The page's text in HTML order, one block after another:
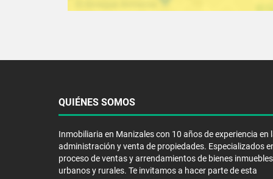
QUIÉNES SOMOS
Inmobiliaria en Manizales con 10 años de experiencia en
administración y venta de propiedades. Especializados
proceso de ventas y arrendamientos de bienes inmuebles
urbanos y rurales. Te invitamos a hacer parte de esta